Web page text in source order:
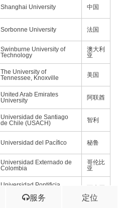
Shanghai University 中国
Sorbonne University 法国
Swinburne University of
Technology
澳大利
亚
The University of
Tennessee, Knoxville
美国
United Arab Emirates
University
阿联酋
Universidad de Santiago
de Chile (USACH)
智利
Universidad del Pacífico 秘鲁
Universidad Externado de
Colombia
哥伦比
亚
Universidad Pontificia
服务 定位